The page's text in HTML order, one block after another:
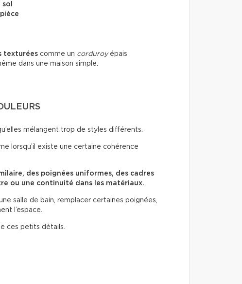
texturées comme un corduroyépais
dans une maison simple.
mélangent trop de styles différents.
lorsqu’il existe une certaine cohérence
des poignées uniformes, des cadres
ou une continuité dans les matériaux.
salle de bain, remplacer certaines poignées,
l’espace.
ces petits détails.